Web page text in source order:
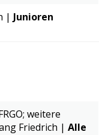
| Junioren
weitere
Friedrich | Alle